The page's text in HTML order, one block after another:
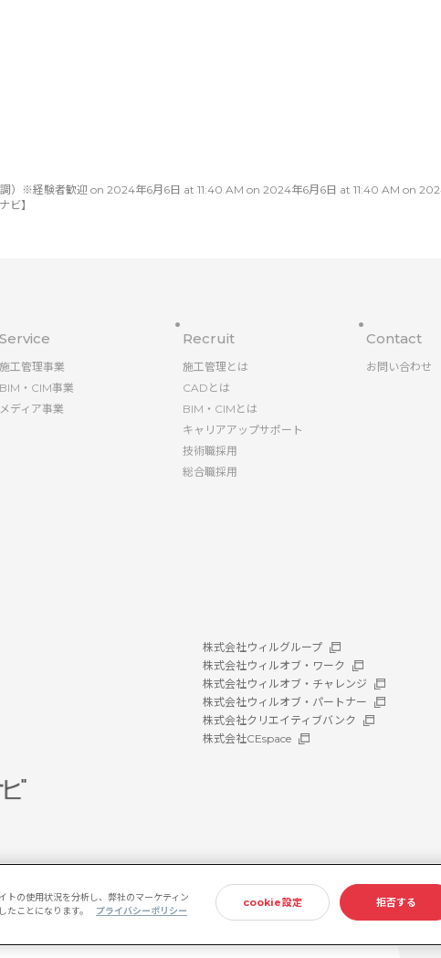
）※経験者歓迎 on 2024年6月6日 at 11:40 AM on 2024年6月6日 at 11:40 AM on
ビ】
Service
施工管理事業
BIM・CIM事業
メディア事業
Recruit
施工管理とは
CADとは
BIM・CIMとは
キャリアアップサポート
技術職採用
総合職採用
Contact
お問い合わせ
株式会社ウィルグループ
株式会社ウィルオブ・ワーク
株式会社ウィルオブ・チャレンジ
株式会社ウィルオブ・パートナー
株式会社クリエイティブバンク
株式会社CEspace
情報セキュリティ基本方針 プライバシーポリシー
トの使用状況を分析し、弊社のマーケティン
たことになります。
プライバシーポリシー
cookie設定 拒否する